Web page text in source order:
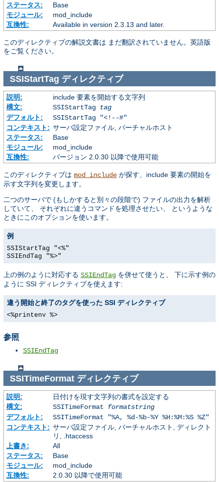
ステータス:
Base
モジュール:
mod_include
互換性:
Available in version 2.3.13 and later.
このディレクティブの解説文書は まだ翻訳されていません。英語版
をご覧ください。
SSIStartTag ディレクティブ
説明:
include 要素を開始する文字列
構文:
SSIStartTag
tag
デフォルト:
SSIStartTag "<!--#"
コンテキスト: サーバ設定ファイル, バーチャルホスト
ステータス:
Base
モジュール:
mod_include
互換性:
バージョン 2.0.30 以降で使用可能
このディレクティブは mod_include が探す、include 要素の開始を
示す文字列を変更します。
二つのサーバで (もしかすると別々の段階で) ファイルの出力を解析
していて、 それぞれに違うコマンドを処理させたい、 というような
ときにこのオプションを使います。
例
SSIStartTag "<%"
SSIEndTag "%>"
上の例のように対応する SSIEndTag を併せて使うと、 下に示す例の
ように SSI ディレクティブを使えます:
違う開始と終了のタグを使った SSI ディレクティブ
<%printenv %>
参照
SSIEndTag
SSITimeFormatディレクティブ
説明:
日付けを現す文字列の書式を設定する
構文:
SSITimeFormat formatstring
デフォルト:
SSITimeFormat "%A, %d-%b-%Y %H:%M:%S %Z"
コンテキスト: サーバ設定ファイル, バーチャルホスト, ディレクト
リ, .htaccess
上書き:
All
ステータス:
Base
モジュール:
mod_include
互換性:
2.0.30 以降で使用可能